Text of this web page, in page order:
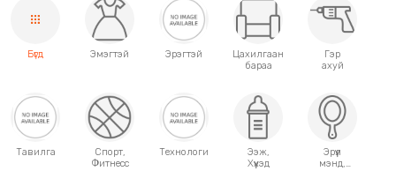
Бүгд Эмэгтэй Эрэгтэй
Цахилгаан
бараа
Гэр
ахуй
Тавилга
Спорт,
Фитнесс
Технологи
Ээж,
Хүүхэд
Эрүүл
мэнд,